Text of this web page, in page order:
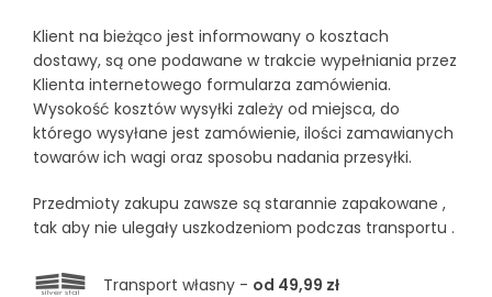
Klient na bieżąco jest informowany o kosztach
dostawy, są one podawane w trakcie wypełniania przez
Klienta internetowego formularza zamówienia.
Wysokość kosztów wysyłki zależy od miejsca, do
którego wysyłane jest zamówienie, ilości zamawianych
towarów ich wagi oraz sposobu nadania przesyłki.
Przedmioty zakupu zawsze są starannie zapakowane ,
tak aby nie ulegały uszkodzeniom podczas transportu .
Transport własny - od 49,99 zł